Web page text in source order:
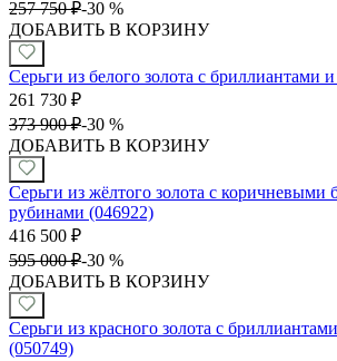
257 750 ₽-30 %
ДОБАВИТЬ В КОРЗИНУ
Серьги из белого золота с бриллиантами
261 730 ₽
373 900 ₽-30 %
ДОБАВИТЬ В КОРЗИНУ
Серьги из жёлтого золота с коричневыми
рубинами (046922)
416 500 ₽
595 000 ₽-30 %
ДОБАВИТЬ В КОРЗИНУ
Серьги из красного золота с
(050749)